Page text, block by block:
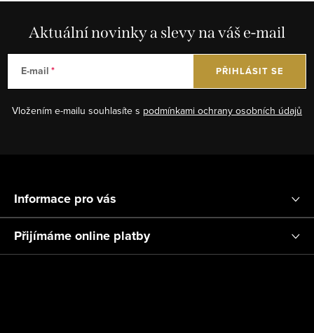
Aktuální novinky a slevy na váš e-mail
E-mail
Vložením e-mailu souhlasíte s podmínkami ochrany osobních údajů
PŘIHLÁSIT SE
p
t
Informace pro vás
Přijímáme online platby